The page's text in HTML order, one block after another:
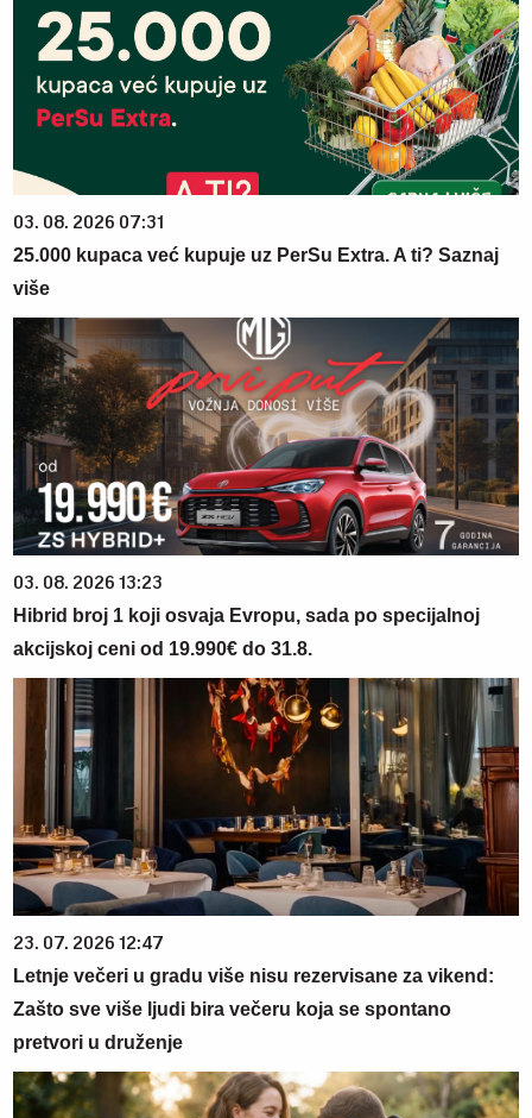
03. 08. 2026 07:31
25.000 kupaca već kupuje uz PerSu Extra. A ti? Saznaj
više
03. 08. 2026 13:23
Hibrid broj 1 koji osvaja Evropu, sada po specijalnoj
akcijskoj ceni od 19.990€ do 31.8.
23. 07. 2026 12:47
Letnje večeri u gradu više nisu rezervisane za vikend:
Zašto sve više ljudi bira večeru koja se spontano
pretvori u druženje